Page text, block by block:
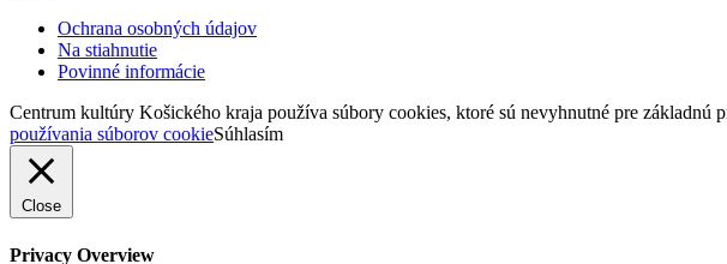
Ochrana osobných údajov
Na stiahnutie
Povinné informácie
Centrum kultúry Košického kraja používa súbory cookies, ktoré sú nevyhnutné pre
používania súborov cookieSúhlasím
Close
Privacy Overview